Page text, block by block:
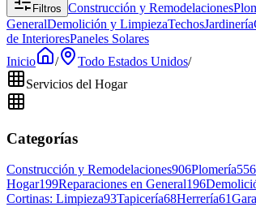
Filtros Construcción y Remodelaciones
GeneralDemolición y LimpiezaTechosJardinería
de InterioresPaneles Solares
Inicio
/ Todo Estados Unidos/
Servicios del Hogar
Categorías
Construcción y Remodelaciones906Plomería556
Hogar199Reparaciones en General196
Cortinas: Limpieza93Tapicería68Herrería61